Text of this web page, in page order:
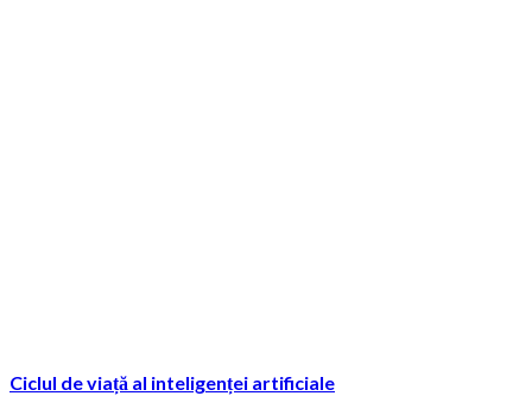
Ciclul de viață al inteligenței artificiale